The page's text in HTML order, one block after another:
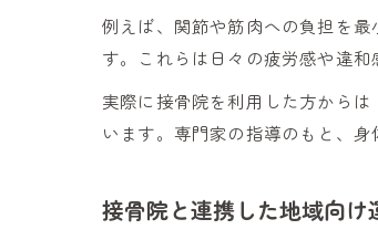
例えば、関節や筋肉への負担を
す。これらは日々の疲労感や違和
実際に接骨院を利用した方から
います。専門家の指導のもと、
接骨院と連携した地域向け